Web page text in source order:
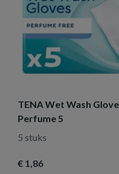
TENA Wet Wash
Perfume 5
5 stuks
€ 1 ,86